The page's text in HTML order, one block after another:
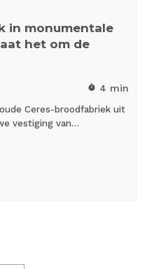
in monumentale
het om de
timer 4 min
Ceres-broodfabriek uit
vestiging van…